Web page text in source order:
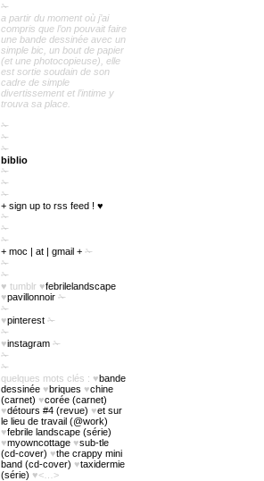
✁
a partir du moment où j’ai
compris que l’on pouvait faire
une bande dessinée avec un
simple bic, un bout de papier
(et une photocopieuse), elle
est sortie soudain de son
cadre de simple
divertissement et l’intime y
trouva sa place.
✁
✁
✁
biblio
✁
✁
✁
+ sign up to rss feed ! ♥
✁
✁
✁
+ moc | at | gmail + ✁
✁
✁
♥ tumblr ♥febrilelandscape
♥pavillonnoir ✁
✁
♥pinterest ✁
✁
♥instagram ✁
✁
✁
quelques mots clés : ♥bande
dessinée ♥briques ♥chine
(carnet) ♥corée (carnet)
♥détours #4 (revue) ♥et sur
le lieu de travail (@work)
♥febrile landscape (série)
♥myowncottage ♥sub-tle
(cd-cover) ♥the crappy mini
band (cd-cover) ♥taxidermie
(série) ♥<…>